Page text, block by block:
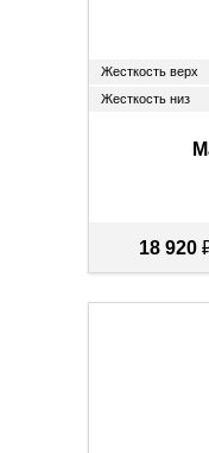
Жесткость верх
Жесткость низ
18 920